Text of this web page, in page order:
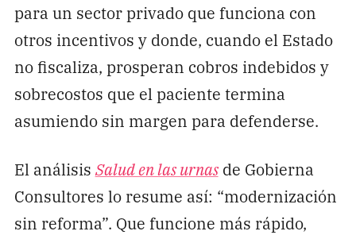
para un sector privado que funciona con
otros incentivos y donde, cuando el Estado
no fiscaliza, prosperan cobros indebidos y
sobrecostos que el paciente termina
asumiendo sin margen para defenderse.
El análisis Salud en las urnasde Gobierna
Consultores lo resume así: “modernización
sin reforma”. Que funcione más rápido,